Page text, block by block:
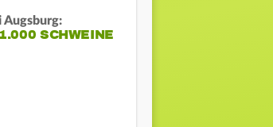
Augsburg:
SCHWEINE